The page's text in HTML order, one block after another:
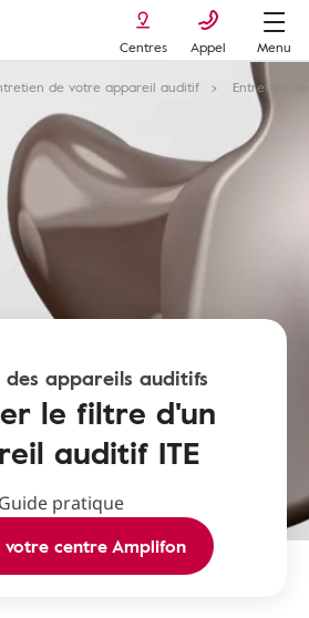
Centres Appel
Menu
de votre appareil auditif Entretien
des appareils auditifs
le filtre d'un
auditif ITE
Guide pratique
votre centre Amplifon